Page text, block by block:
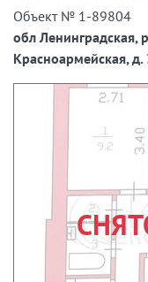
Объект № 1-89804
обл Ленинградская,
Красноармейская, д.